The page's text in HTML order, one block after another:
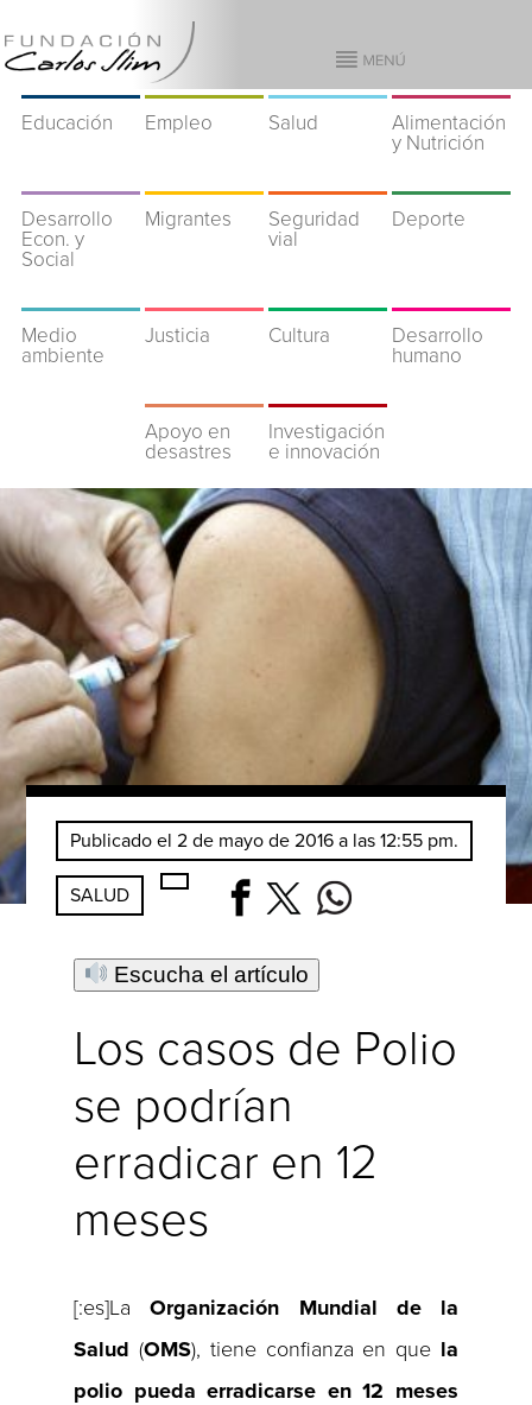
Educación Empleo Salud
Alimentación
y Nutrición
Desarrollo
Econ. y
Social
Migrantes
Seguridad
vial
Deporte
Medio
ambiente
Justicia Cultura
Desarrollo
humano
Apoyo en
desastres
Investigación
e innovación
Publicado el 2 de mayo de 2016 a las 12:55 pm.
SALUD
Escucha el artículo
Los casos de Polio
se podrían
erradicar en 12
meses
[:es]LaOrganización Mundial
de la
Salud (OMS), tiene confianza en quela
polio pueda erradicarse en 12 meses